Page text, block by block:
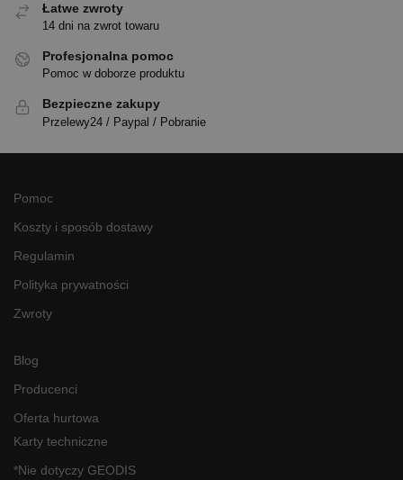
Łatwe zwroty
14 dni na zwrot towaru
Profesjonalna pomoc
Pomoc w doborze produktu
Bezpieczne zakupy
Przelewy24 / Paypal / Pobranie
Pomoc
Koszty i sposób dostawy
Regulamin
Polityka prywatności
Zwroty
Blog
Producenci
Oferta hurtowa
Karty techniczne
*Nie dotyczy GEODIS